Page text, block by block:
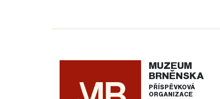
MUZEUM
BRNĚNSKA
PŘÍSPĚVKOVÁ
ORGANIZACE